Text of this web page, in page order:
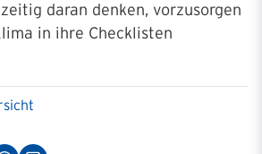
daran denken, vorzusorgen
in ihre Checklisten